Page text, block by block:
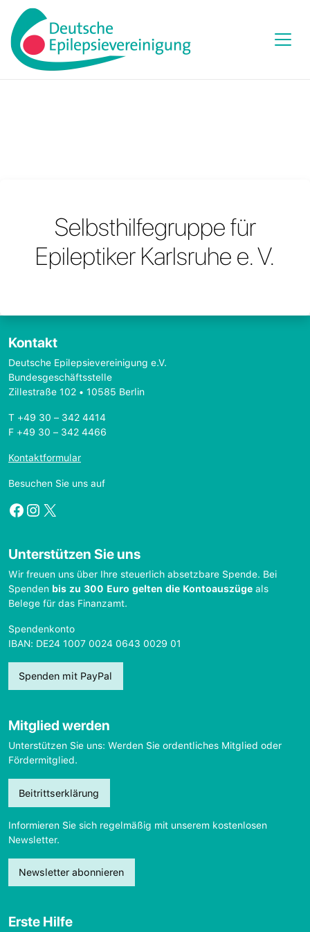
Selbsthilfegruppe für
Epileptiker Karlsruhe e. V.
Kontakt
Deutsche Epilepsievereinigung e.V.
Bundesgeschäftsstelle
Zillestraße 102 • 10585 Berlin
T +49 30 – 342 4414
F +49 30 – 342 4466
Kontaktformular
Besuchen Sie uns auf
Facebook
Instagram
X
Unterstützen Sie uns
Wir freuen uns über Ihre steuerlich absetzbare Spende. Bei
Spenden bis zu 300 Euro gelten die Kontoauszüge als
Belege für das Finanzamt.
Spendenkonto
IBAN: DE24 1007 0024 0643 0029 01
Spenden mit PayPal
Mitglied werden
Unterstützen Sie uns: Werden Sie ordentliches Mitglied oder
Fördermitglied.
Beitrittserklärung
Informieren Sie sich regelmäßig mit unserem kostenlosen
Newsletter.
Newsletter abonnieren
Erste Hilfe